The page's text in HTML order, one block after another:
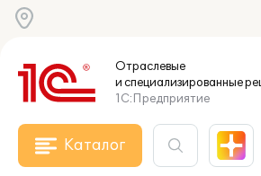
Отраслевые
и специализированные
1С:Предприятие
Каталог